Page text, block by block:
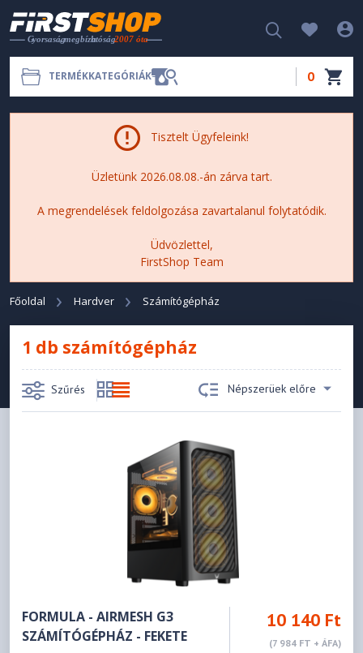
TERMÉKKATEGÓRIÁK 0
Tisztelt Ügyfeleink!
Üzletünk 2026.08.08.-án zárva tart.
A megrendelések feldolgozása zavartalanul folytatódik.
Üdvözlettel,
FirstShop Team
Főoldal Hardver Számítógépház
1 db számítógépház
Szűrés Népszerüek előre
FORMULA - AIRMESH G3
SZÁMÍTÓGÉPHÁZ - FEKETE
10 140 Ft
(7 984 FT + ÁFA)